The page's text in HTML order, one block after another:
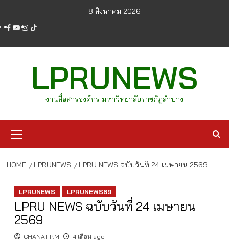
content
8 สิงหาคม 2026
facebook
youtube
instagram
tiktok
LPRUNEWS
งานสื่อสารองค์กร มหาวิทยาลัยราชภัฏลำปาง
Menu
HOME LPRUNEWS LPRU NEWS ฉบับวันที่ 24 เมษายน 2569
LPRUNEWS LPRUNEWS69
LPRU NEWS ฉบับวันที่ 24 เมษายน
2569
CHANATIP.M 4 เดือน ago